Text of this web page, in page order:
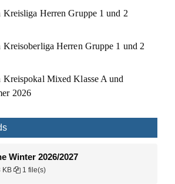
Kreisliga Herren Gruppe 1 und 2
Kreisoberliga Herren Gruppe 1 und 2
Kreispokal Mixed Klasse A und
2026
Winter 2026/2027
KB 1 file(s)